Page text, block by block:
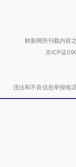
财新网所刊载内容
京ICP证
违法和不良信息举报电